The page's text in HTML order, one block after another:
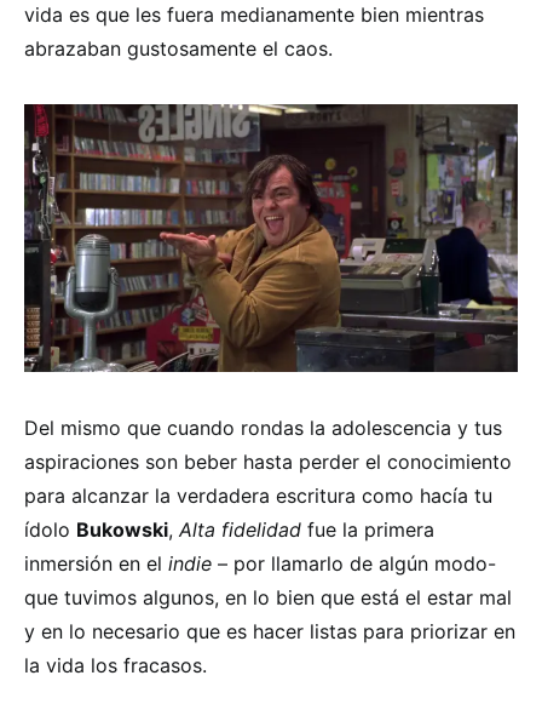
vida es que les fuera medianamente bien mientras
abrazaban gustosamente el caos.
Del mismo que cuando rondas la adolescencia y tus
aspiraciones son beber hasta perder el conocimiento
para alcanzar la verdadera escritura como hacía tu
ídolo Bukowski, Alta fidelidad fue la primera
inmersión en el indie – por llamarlo de algún modo-
que tuvimos algunos, en lo bien que está el estar mal
y en lo necesario que es hacer listas para priorizar en
la vida los fracasos.